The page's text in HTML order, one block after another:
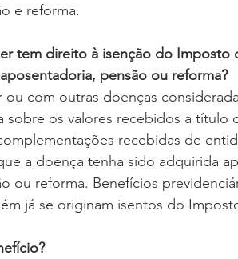
e reforma.
tem direito à isenção do Imposto
pensão ou reforma?
ou com outras doenças
sobre os valores recebidos a título
recebidas de
a doença tenha sido adquirida
ou reforma. Benefícios
já se originam isentos do